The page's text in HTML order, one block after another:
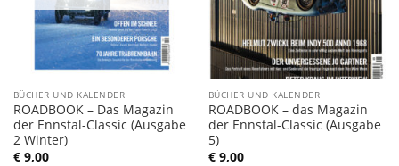
BÜCHER UND KALENDER
ROADBOOK – Das Magazin
der Ennstal-Classic (Ausgabe
2 Winter)
€9,00
BÜCHER UND KALENDER
ROADBOOK – das Magazin
der Ennstal-Classic (Ausgabe
5)
€9,00